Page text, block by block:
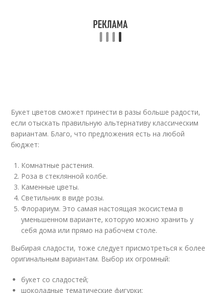
Букет цветов сможет принести в разы больше радости,
если отыскать правильную альтернативу классическим
вариантам. Благо, что предложения есть на любой
бюджет:
Комнатные растения.
Роза в стеклянной колбе.
Каменные цветы.
Светильник в виде розы.
Флорариум. Это самая настоящая экосистема в
уменьшенном варианте, которую можно хранить у
себя дома или прямо на рабочем столе.
Выбирая сладости, тоже следует присмотреться к более
оригинальным вариантам. Выбор их огромный:
букет со сладостей;
шоколадные тематические фигурки;